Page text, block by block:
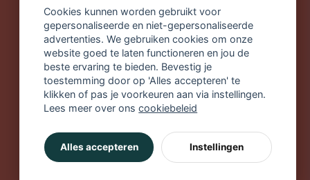
Snelle leveringen
Veilig winkelen
Gratis verzending vanaf
€49,90
Cookies kunnen worden gebruikt voor
gepersonaliseerde en niet-gepersonaliseerde
advertenties. We gebruiken cookies om onze
website goed te laten functioneren en jou de
beste ervaring te bieden. Bevestig je
toestemming door op 'Alles accepteren' te
klikken of pas je voorkeuren aan via instellingen.
Lees meer over onscookiebeleid
Alles accepteren Instellingen